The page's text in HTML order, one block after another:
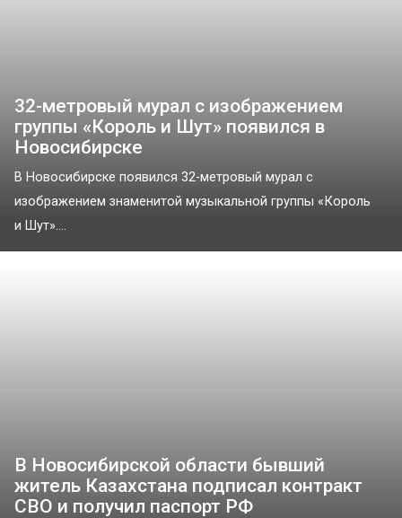
32-метровый мурал с изображением
группы «Король и Шут» появился в
Новосибирске
В Новосибирске появился 32-метровый мурал с
изображением знаменитой музыкальной группы «Король
и Шут»....
В Новосибирской области бывший
житель Казахстана подписал контракт
СВО и получил паспорт РФ